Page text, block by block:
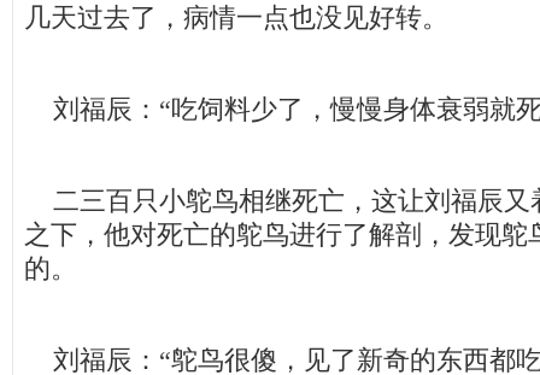
几天过去了，病情一点也没见好转。
刘福辰：“吃饲料少了，慢慢身体衰弱就
二三百只小鸵鸟相继死亡，这让刘福辰又
之下，他对死亡的鸵鸟进行了解剖，发现鸵
的。
刘福辰：“鸵鸟很傻，见了新奇的东西都